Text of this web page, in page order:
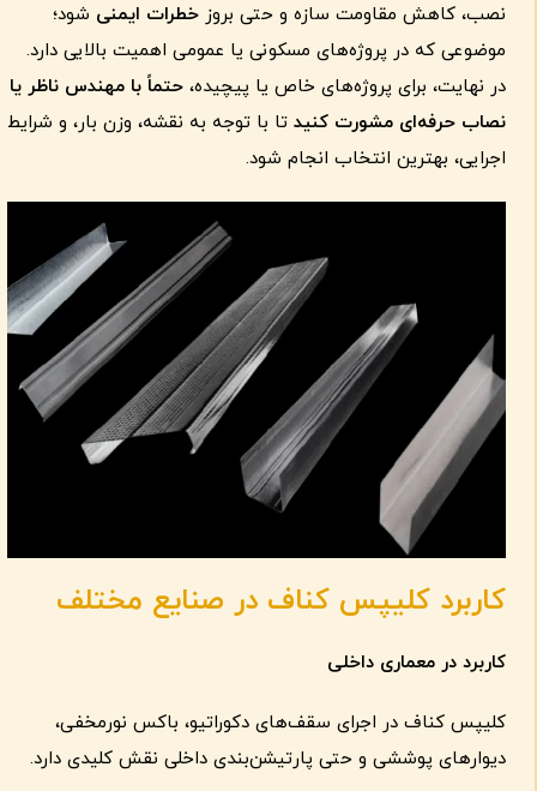
نصب، کاهش مقاومت سازه و حتی بروز خطرات ایمنی شود؛
موضوعی که در پروژه‌های مسکونی یا عمومی اهمیت بالایی دارد.
در نهایت، برای پروژه‌های خاص یا پیچیده، حتماً با مهندس ناظر یا
نصاب حرفه‌ای مشورت کنید تا با توجه به نقشه، وزن بار، و شرایط
اجرایی، بهترین انتخاب انجام شود.
کاربرد کلیپس کناف در صنایع مختلف
کاربرد در معماری داخلی
کلیپس کناف در اجرای سقف‌های دکوراتیو، باکس نورمخفی،
دیوارهای پوششی و حتی پارتیشن‌بندی داخلی نقش کلیدی دارد.